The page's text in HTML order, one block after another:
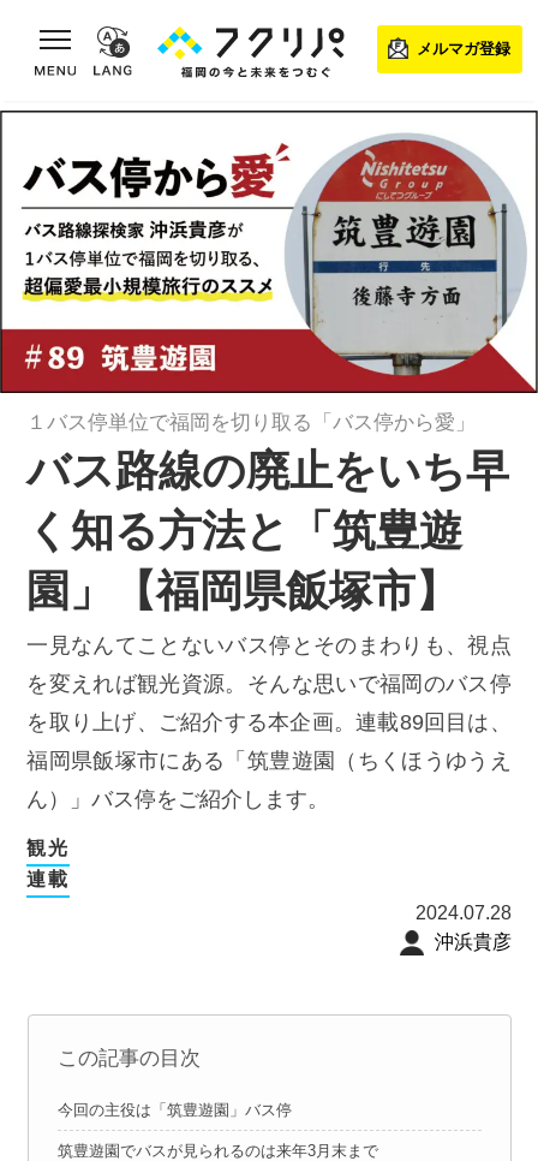
toggle navigation
メルマガ登録
１バス停単位で福岡を切り取る「バス停から愛」
バス路線の廃止をいち早
く知る方法と「筑豊遊
園」【福岡県飯塚市】
一見なんてことないバス停とそのまわりも、視点
を変えれば観光資源。そんな思いで福岡のバス停
を取り上げ、ご紹介する本企画。連載89回目は、
福岡県飯塚市にある「筑豊遊園（ちくほうゆうえ
ん）」バス停をご紹介します。
観光
連載
2024.07.28
沖浜貴彦
この記事の目次
今回の主役は「筑豊遊園」バス停
筑豊遊園でバスが見られるのは来年3月末まで